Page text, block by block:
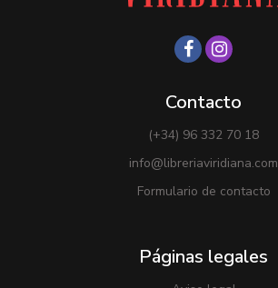
Contacto
(+34) 96 332 70 18
info@libreriaviridiana.com
Formulario de contacto
Páginas legales